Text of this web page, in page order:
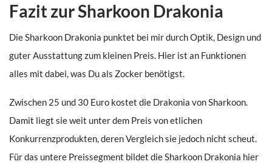
Fazit zur Sharkoon Drakonia
Die Sharkoon Drakonia punktet bei mir durch Optik, Design und
guter Ausstattung zum kleinen Preis. Hier ist an Funktionen
alles mit dabei, was Du als Zocker benötigst.
Zwischen 25 und 30 Euro kostet die Drakonia von Sharkoon.
Damit liegt sie weit unter dem Preis von etlichen
Konkurrenzprodukten, deren Vergleich sie jedoch nicht scheut.
Für das untere Preissegment bildet die Sharkoon Drakonia hier